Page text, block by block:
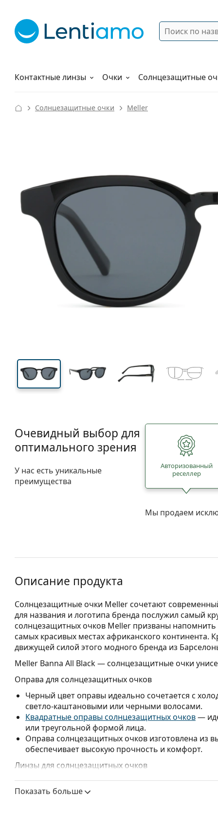
Поиск
Контактные линзы
Растворы Очки Солнцезащитные
Как заказать
Солнцезащитные очки Meller
41 mm
Высота линзы Ширина линзы
Ширина
Очевидный выбор для
оптимального зрения
У нас есть уникальные
преимущества
Авторизованный
реселлер
Мы продаем
Описание продукта
Солнцезащитные очки Meller сочетают
для названия и логотипа бренда послужил самый
солнцезащитных очков Meller призваны напомнить
самых красивых местах африканского континента.
движущей силой этого модного бренда из
Meller Banna All Black— солнцезащитные очки
Оправа для солнцезащитных очков
Черный цвет оправы идеально сочетается с
светло-каштановыми или черными волосами.
Квадратные оправы солнцезащитных очков—
или треугольной формой лица.
Оправа солнцезащитных очков изготовлена из
обеспечивает высокую прочность и комфорт.
Линзы для солнцезащитных очков
Серые линзы уменьшают интенсивность света,
Поляризованные линзы с технологией TAC
Показать больше